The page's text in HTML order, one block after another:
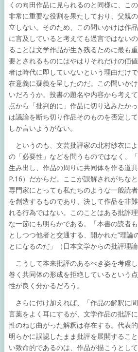
くの向田作品に見られるのと同様に、こ
非常に重要な役割を果たしており、父親
立しない。そのため、この問いかけは作
に言及していると考えても過言ではない
ることは文学作品が生き残るために最も
要とされるものにはやはりそれだけの価
者は時代に即していないという理由だけ
在意義に疑義を呈したのだ。この問いか
いだろうか。投書の題名や内容から考え
点から「批判的に」作品に切り込みたか
は議論を断ち切り作品そのものを否定し
しか言いようがない。
というのも、文芸批評家の北村紗衣に
の「必要性」などを問うものではなく、
生み出し、作品の周りに共同体を作る道
P.16）だからだ。ここが誤解されがちな
専門家にとっても私たちのような一般読
を創造するものであり、決して作品を非
れる行為ではない。このことはある批評
な一節にも明らかである。「本書の読者
としつつ他者と交通する、開かれた”理論
とになるのだ」（日本文学からの批評理論
こうして本来批評のあるべき姿を考慮
巻く共同体の形成を拒絶しているという
性が良く分かるだろう。
さらに付け加えれば、「作品の解釈に
言葉をよく耳にするが、文学作品の批評
性のねじ曲がった解釈は存在する。代表
明らかに誤認したまま批評を展開するこ
い致命的であるのは、作品が描こうとし